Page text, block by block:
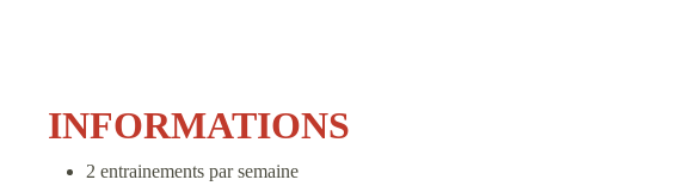
INFORMATIONS
2 entrainements par semaine